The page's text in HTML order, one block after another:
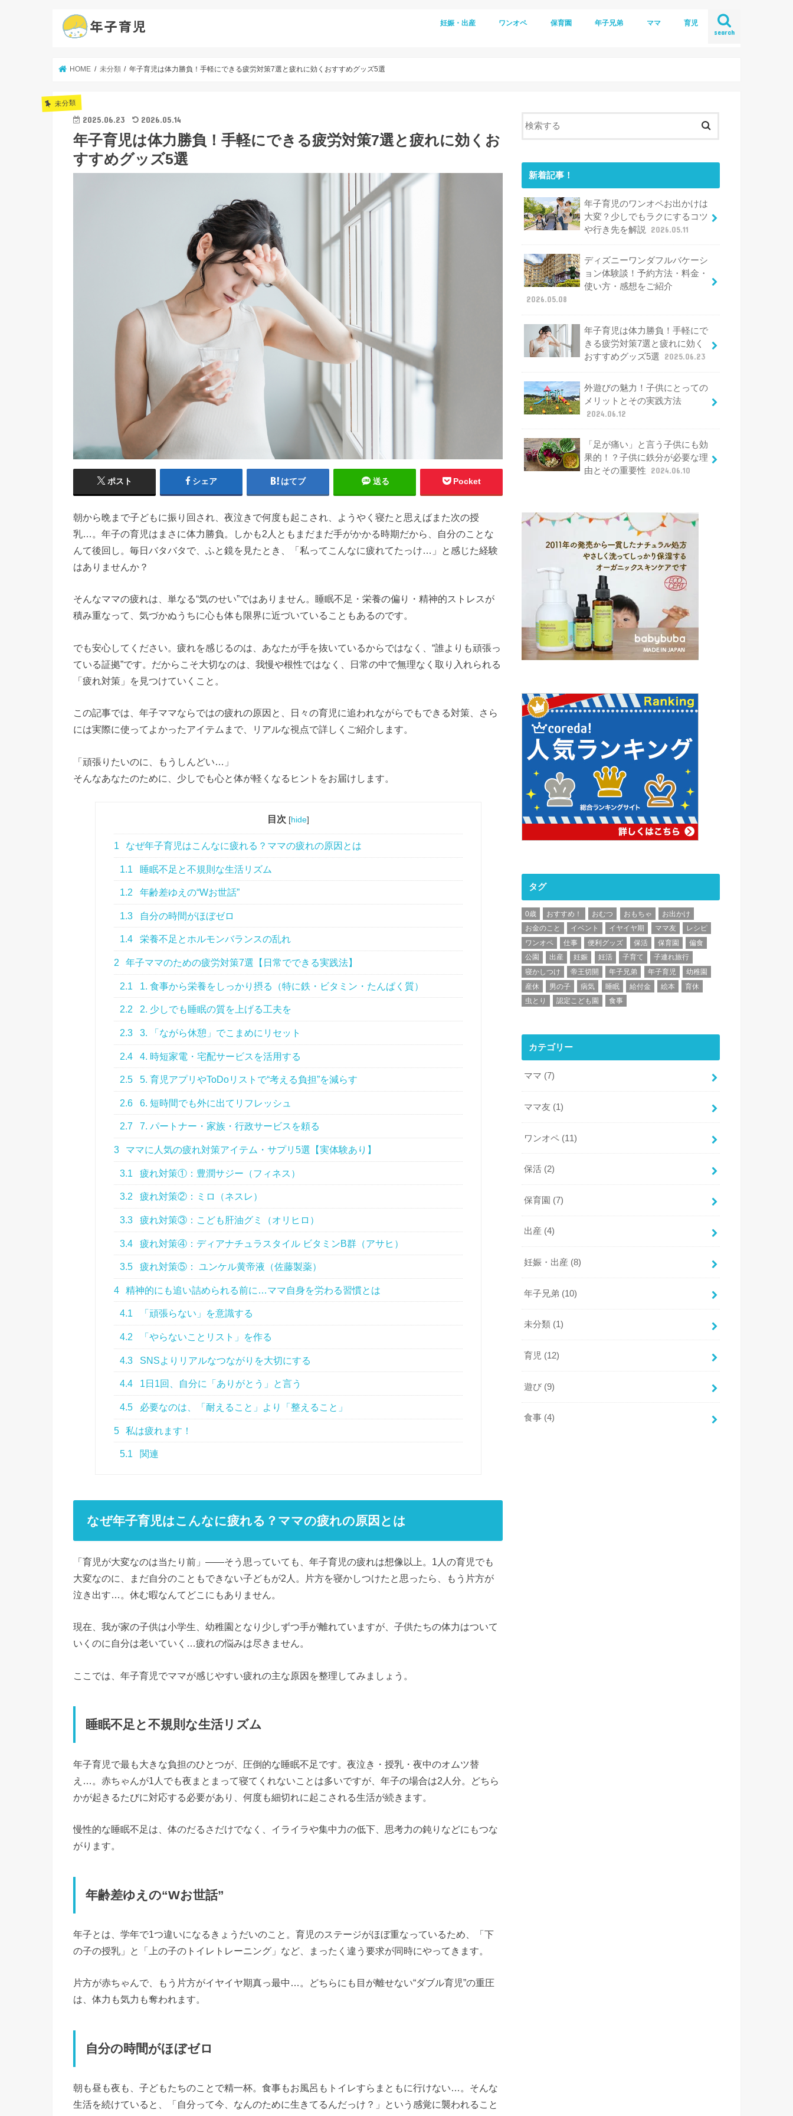
search
妊娠・出産 ワンオペ 保育園 年子兄弟 ママ 育児
HOME 未分類 年子育児は体力勝負！手軽にできる疲労対策7選と疲れに効くおすすめグッズ5選
未分類
2025.06.23 2026.05.14
年子育児は体力勝負！手軽にできる疲労対策7選と疲れに効くお
すすめグッズ5選
ポスト シェア はてブ 送る Pocket
朝から晩まで子どもに振り回され、夜泣きで何度も起こされ、ようやく寝たと思えばまた次の授
乳…。年子の育児はまさに体力勝負。しかも2人ともまだまだ手がかかる時期だから、自分のことな
んて後回し。毎日バタバタで、ふと鏡を見たとき、「私ってこんなに疲れてたっけ…」と感じた経験
はありませんか？
そんなママの疲れは、単なる“気のせい”ではありません。睡眠不足・栄養の偏り・精神的ストレスが
積み重なって、気づかぬうちに心も体も限界に近づいていることもあるのです。
でも安心してください。疲れを感じるのは、あなたが手を抜いているからではなく、“誰よりも頑張っ
ている証拠”です。だからこそ大切なのは、我慢や根性ではなく、日常の中で無理なく取り入れられる
「疲れ対策」を見つけていくこと。
この記事では、年子ママならではの疲れの原因と、日々の育児に追われながらでもできる対策、さら
には実際に使ってよかったアイテムまで、リアルな視点で詳しくご紹介します。
「頑張りたいのに、もうしんどい…」
そんなあなたのために、少しでも心と体が軽くなるヒントをお届けします。
目次 [hide]
1 なぜ年子育児はこんなに疲れる？ママの疲れの原因とは
1.1 睡眠不足と不規則な生活リズム
1.2 年齢差ゆえの“Wお世話”
1.3 自分の時間がほぼゼロ
1.4 栄養不足とホルモンバランスの乱れ
2 年子ママのための疲労対策7選【日常でできる実践法】
2.1 1. 食事から栄養をしっかり摂る（特に鉄・ビタミン・たんぱく質）
2.2 2. 少しでも睡眠の質を上げる工夫を
2.3 3. 「ながら休憩」でこまめにリセット
2.4 4. 時短家電・宅配サービスを活用する
2.5 5. 育児アプリやToDoリストで“考える負担”を減らす
2.6 6. 短時間でも外に出てリフレッシュ
2.7 7. パートナー・家族・行政サービスを頼る
3 ママに人気の疲れ対策アイテム・サプリ5選【実体験あり】
3.1 疲れ対策①：豊潤サジー（フィネス）
3.2 疲れ対策②：ミロ（ネスレ）
3.3 疲れ対策③：こども肝油グミ（オリヒロ）
3.4 疲れ対策④：ディアナチュラスタイル ビタミンB群（アサヒ）
3.5 疲れ対策⑤： ユンケル黄帝液（佐藤製薬）
4 精神的にも追い詰められる前に…ママ自身を労わる習慣とは
4.1 「頑張らない」を意識する
4.2 「やらないことリスト」を作る
4.3 SNSよりリアルなつながりを大切にする
4.4 1日1回、自分に「ありがとう」と言う
4.5 必要なのは、「耐えること」より「整えること」
5 私は疲れます！
5.1 関連
なぜ年子育児はこんなに疲れる？ママの疲れの原因とは
「育児が大変なのは当たり前」――そう思っていても、年子育児の疲れは想像以上。1人の育児でも
大変なのに、まだ自分のこともできない子どもが2人。片方を寝かしつけたと思ったら、もう片方が
泣き出す…。休む暇なんてどこにもありません。
現在、我が家の子供は小学生、幼稚園となり少しずつ手が離れていますが、子供たちの体力はついて
いくのに自分は老いていく…疲れの悩みは尽きません。
ここでは、年子育児でママが感じやすい疲れの主な原因を整理してみましょう。
睡眠不足と不規則な生活リズム
年子育児で最も大きな負担のひとつが、圧倒的な睡眠不足です。夜泣き・授乳・夜中のオムツ替
え…。赤ちゃんが1人でも夜まとまって寝てくれないことは多いですが、年子の場合は2人分。どちら
かが起きるたびに対応する必要があり、何度も細切れに起こされる生活が続きます。
慢性的な睡眠不足は、体のだるさだけでなく、イライラや集中力の低下、思考力の鈍りなどにもつな
がります。
年齢差ゆえの“Wお世話”
年子とは、学年で1つ違いになるきょうだいのこと。育児のステージがほぼ重なっているため、「下
の子の授乳」と「上の子のトイレトレーニング」など、まったく違う要求が同時にやってきます。
片方が赤ちゃんで、もう片方がイヤイヤ期真っ最中…。どちらにも目が離せない“ダブル育児”の重圧
は、体力も気力も奪われます。
自分の時間がほぼゼロ
朝も昼も夜も、子どもたちのことで精一杯。食事もお風呂もトイレすらまともに行けない…。そんな
生活を続けていると、「自分って今、なんのために生きてるんだっけ？」という感覚に襲われること
新着記事！
年子育児のワンオペお出かけは
大変？少しでもラクにするコツ
や行き先を解説
2026.05.11
ディズニーワンダフルバケーシ
ョン体験談！予約方法・料金・
使い方・感想をご紹介
2026.05.08
年子育児は体力勝負！手軽にで
きる疲労対策7選と疲れに効く
おすすめグッズ5選
2025.06.23
外遊びの魅力！子供にとっての
メリットとその実践方法
2024.06.12
「足が痛い」と言う子供にも効
果的！？子供に鉄分が必要な理
由とその重要性
2024.06.10
タグ
0歳 おすすめ！ おむつ おもちゃ
お出かけ
お金のこと
イベント イヤイヤ期 ママ友
レシピ
ワンオペ
仕事 便利グッズ 保活 保育園
偏食
公園
出産 妊娠 妊活 子育て
子連れ旅行
寝かしつけ
帝王切開 年子兄弟 年子育児
幼稚園
産休
男の子 病気 睡眠 給付金 絵本
育休
虫とり
認定こども園 食事
カテゴリー
ママ (7)
ママ友 (1)
ワンオペ (11)
保活 (2)
保育園 (7)
出産 (4)
妊娠・出産 (8)
年子兄弟 (10)
未分類 (1)
育児 (12)
遊び (9)
食事 (4)